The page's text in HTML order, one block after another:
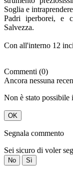
Soglia e
Padri iperborei, e
Salvezza.
Con all'interno 12
Commenti (0)
Ancora nessuna
Non è stato
OK
Segnala commento
Sei sicuro di voler
No Sì